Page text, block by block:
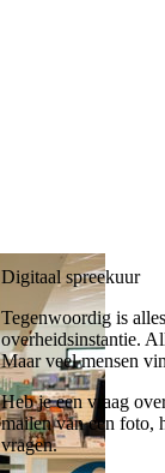
Digitaal spreekuur
Tegenwoordig is
overheidsinstantie.
Maar veel mensen
Heb je een vraag
mailen van een foto,
vragen.